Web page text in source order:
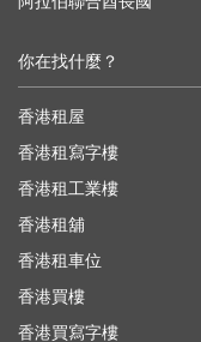
你在找什麼？
香港租屋
香港租寫字樓
香港租工業樓
香港租舖
香港租車位
香港買樓
香港買寫字樓